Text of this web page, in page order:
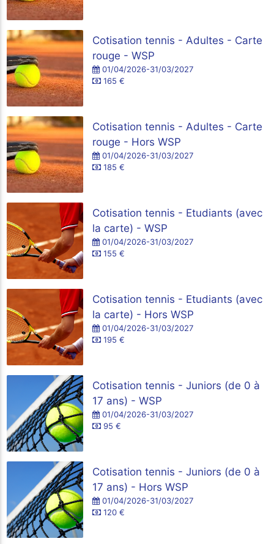
Cotisation tennis - Adultes - Carte
rouge - WSP
01/04/2026-31/03/2027
165 €
Cotisation tennis - Adultes - Carte
rouge - Hors WSP
01/04/2026-31/03/2027
185 €
Cotisation tennis - Etudiants (avec
la carte) - WSP
01/04/2026-31/03/2027
155 €
Cotisation tennis - Etudiants (avec
la carte) - Hors WSP
01/04/2026-31/03/2027
195 €
Cotisation tennis - Juniors (de 0 à
17 ans) - WSP
01/04/2026-31/03/2027
95 €
Cotisation tennis - Juniors (de 0 à
17 ans) - Hors WSP
01/04/2026-31/03/2027
120 €